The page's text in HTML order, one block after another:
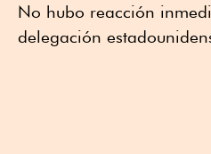
No hubo reacción
delegación